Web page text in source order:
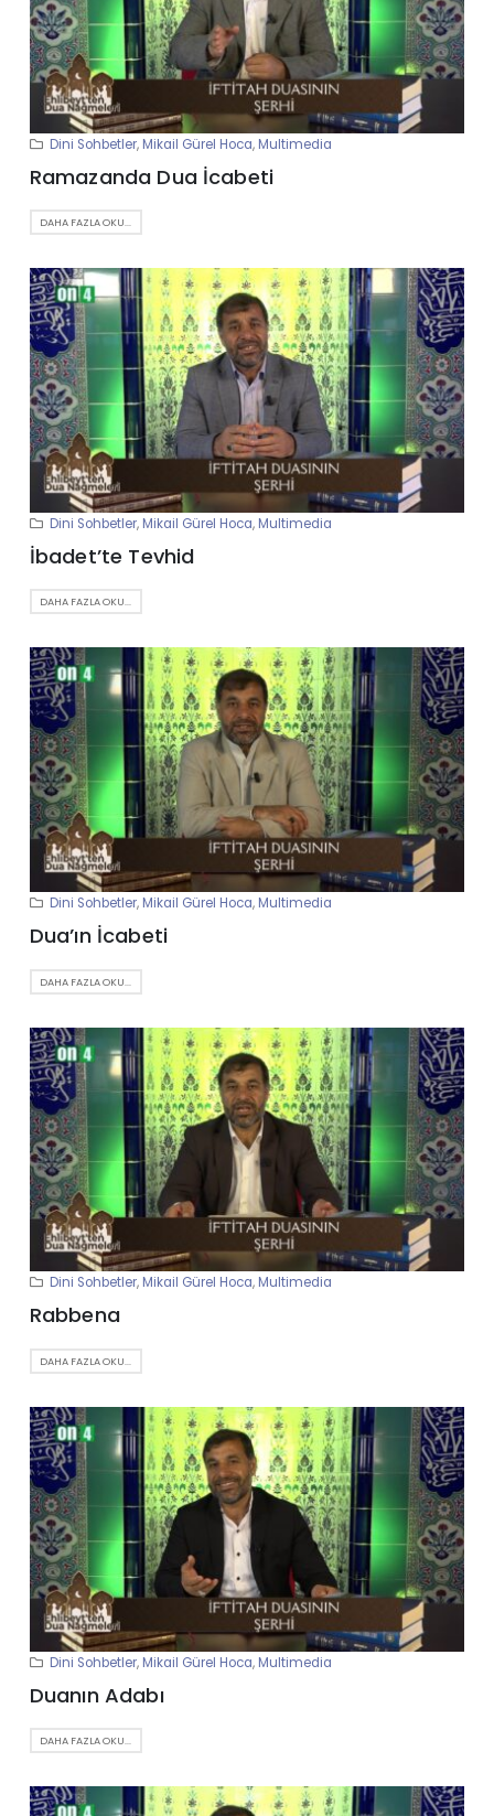
Dini Sohbetler, Mikail Gürel Hoca, Multimedia
Ramazanda Dua İcabeti
DAHA FAZLA OKU...
Dini Sohbetler, Mikail Gürel Hoca, Multimedia
İbadet’te Tevhid
DAHA FAZLA OKU...
Dini Sohbetler, Mikail Gürel Hoca, Multimedia
Dua’ın İcabeti
DAHA FAZLA OKU...
Dini Sohbetler, Mikail Gürel Hoca, Multimedia
Rabbena
DAHA FAZLA OKU...
Dini Sohbetler, Mikail Gürel Hoca, Multimedia
Duanın Adabı
DAHA FAZLA OKU...